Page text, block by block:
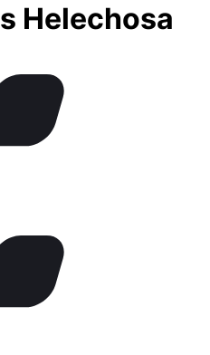
Helechosa